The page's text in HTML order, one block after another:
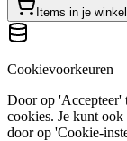
Items in je
Cookievoorkeuren
Door op 'Accepteer'
cookies. Je kunt
door op 'Cookie-